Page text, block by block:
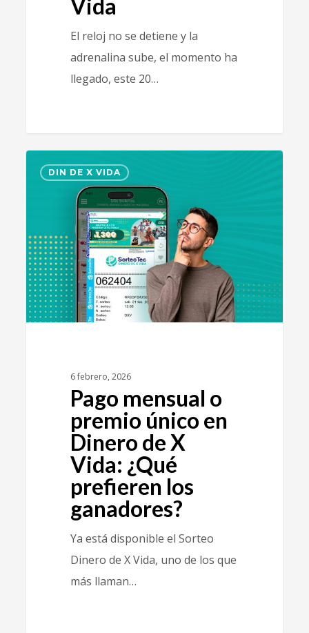
Vida
El reloj no se detiene y la
adrenalina sube, el momento ha
llegado, este 20…
DIN DE X VIDA
6 febrero, 2026
Pago mensual o
premio único en
Dinero de X
Vida: ¿Qué
prefieren los
ganadores?
Ya está disponible el Sorteo
Dinero de X Vida, uno de los que
más llaman…